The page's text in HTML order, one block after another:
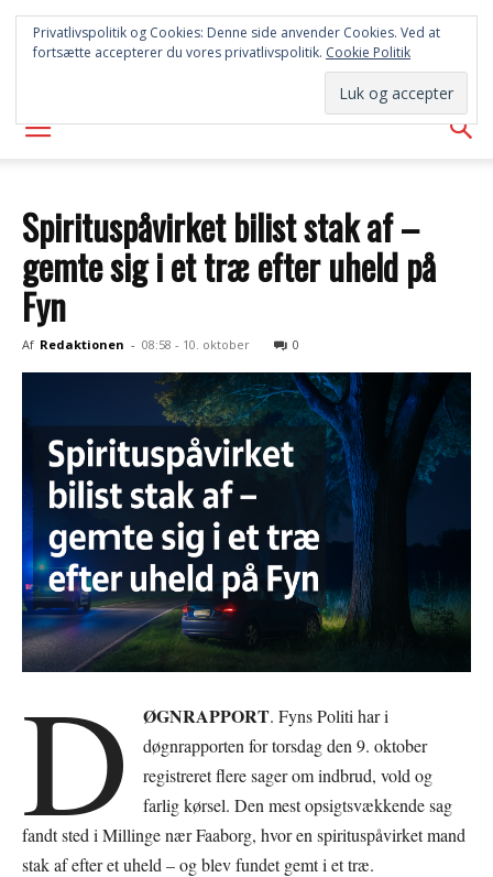
SYD
AVISEN
Spirituspåvirket bilist stak af –
gemte sig i et træ efter uheld på
Fyn
Af Redaktionen - 08:58 - 10. oktober 0
D ØGNRAPPORT. Fyns Politi har i
døgnrapporten for torsdag den 9. oktober
registreret flere sager om indbrud, vold og
farlig kørsel. Den mest opsigtsvækkende sag
fandt sted i Millinge nær Faaborg, hvor en spirituspåvirket mand
stak af efter et uheld – og blev fundet gemt i et træ.
Privatlivspolitik og Cookies: Denne side anvender Cookies. Ved at
fortsætte accepterer du vores privatlivspolitik. Cookie Politik